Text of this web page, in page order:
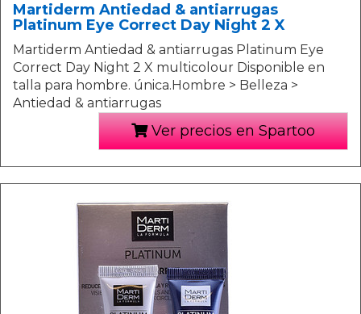
Martiderm Antiedad & antiarrugas
Platinum Eye Correct Day Night 2 X
Martiderm Antiedad & antiarrugas Platinum Eye
Correct Day Night 2 X multicolour Disponible en
talla para hombre. única.Hombre > Belleza >
Antiedad & antiarrugas
Ver precios en Spartoo